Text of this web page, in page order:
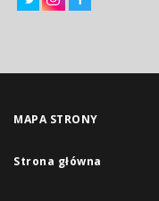
MAPA STRONY
Strona główna